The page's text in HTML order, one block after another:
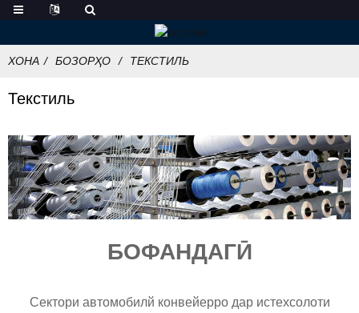
ХОНА БОЗОРҲО ТЕКСТИЛЬ
Текстиль
БОФАНДАГӢ
Сектори автомобилй конвейерро дар истехсолоти